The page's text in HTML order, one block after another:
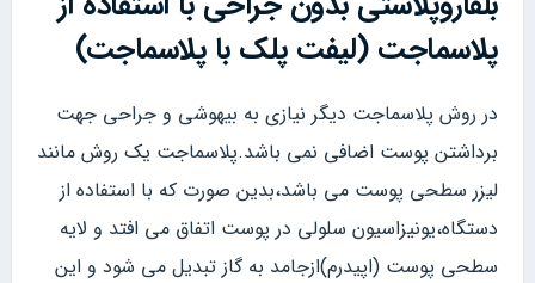
پلاسماجت (لیفت پلک با پلاسماجت)
در روش پلاسماجت دیگر نیازی به بیهوشی و جراحی جهت
برداشتن پوست اضافی نمی باشد.پلاسماجت یک روش مانند
لیزر سطحی پوست می باشد،بدین صورت که با استفاده از
دستگاه،یونیزاسیون سلولی در پوست اتفاق می افتد و لایه
سطحی پوست (اپیدرم)ازجامد به گاز تبدیل می شود و این